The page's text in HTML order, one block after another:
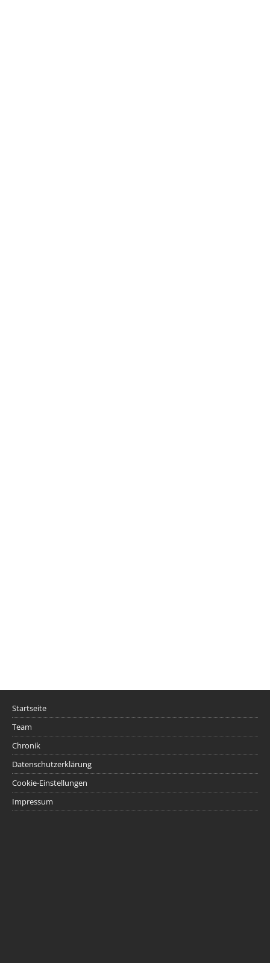
Startseite
Team
Chronik
Datenschutzerklärung
Cookie-Einstellungen
Impressum